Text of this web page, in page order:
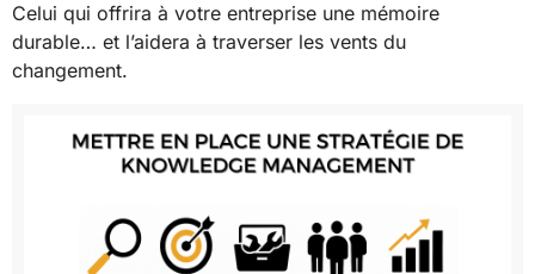
Celui qui offrira à votre entreprise une mémoire
durable… et l’aidera à traverser les vents du
changement.